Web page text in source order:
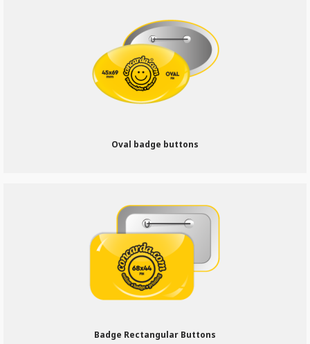
Oval badge buttons
Badge Rectangular Buttons